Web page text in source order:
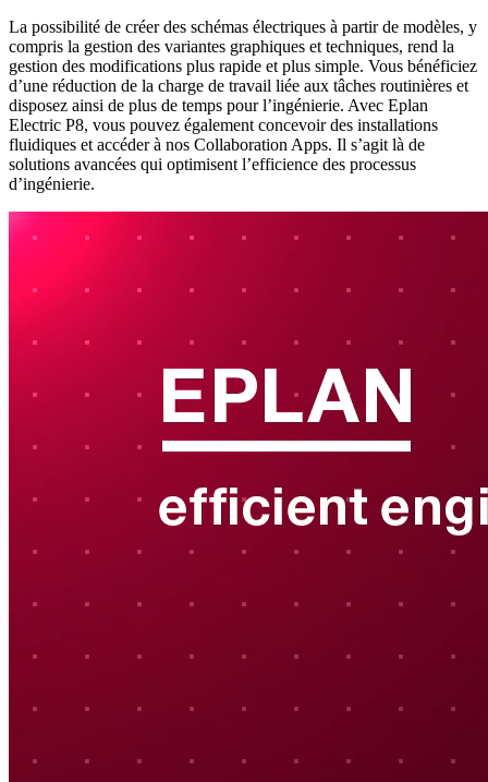
La possibilité de créer des schémas électriques à partir de modèles, y
compris la gestion des variantes graphiques et techniques, rend la
gestion des modifications plus rapide et plus simple. Vous bénéficiez
d’une réduction de la charge de travail liée aux tâches routinières et
disposez ainsi de plus de temps pour l’ingénierie. Avec Eplan
Electric P8, vous pouvez également concevoir des installations
fluidiques et accéder à nos Collaboration Apps. Il s’agit là de
solutions avancées qui optimisent l’efficience des processus
d’ingénierie.